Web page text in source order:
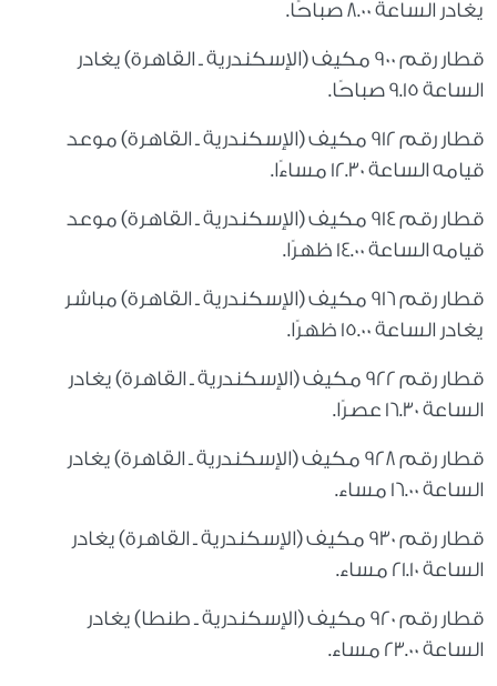
يغادر الساعة 8.00 صباحًا.
قطار رقم 900 مكيف (الإسكندرية ـ القاهرة) يغادر
الساعة 9.15 صباحًا.
قطار رقم 912 مكيف (الإسكندرية ـ القاهرة) موعد
قيامه الساعة 12.30 مساءًا.
قطار رقم 914 مكيف (الإسكندرية ـ القاهرة) موعد
قيامه الساعة 14.00 ظهرًا.
قطار رقم 916 مكيف (الإسكندرية ـ القاهرة) مباشر
يغادر الساعة 15.00 ظهرًا.
قطار رقم 922 مكيف (الإسكندرية ـ القاهرة) يغادر
الساعة 16.30 عصرًا.
قطار رقم 928 مكيف (الإسكندرية ـ القاهرة) يغادر
الساعة 16.00 مساء.
قطار رقم 930 مكيف (الإسكندرية ـ القاهرة) يغادر
الساعة 21.10 مساء.
قطار رقم 920 مكيف (الإسكندرية ـ طنطا) يغادر
الساعة 23.00 مساء.